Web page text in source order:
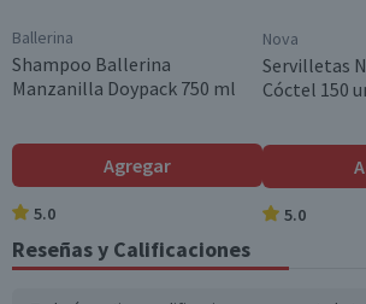
País de Origen
Estados Unidos
Atomizador
Garantía Mínima Legal
Válida hasta su fecha de caducidad
Ballerina
Shampoo Ballerina
Manzanilla Doypack 750 ml
Agregar
5.0
Nova
Servilletas
Cóctel 150
5.0
Reseñas y Calificaciones